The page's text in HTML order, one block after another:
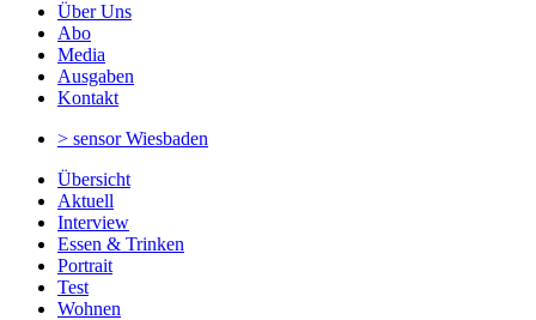
Über Uns
Abo
Media
Ausgaben
Kontakt
> sensorWiesbaden
Übersicht
Aktuell
Interview
Essen & Trinken
Portrait
Test
Wohnen